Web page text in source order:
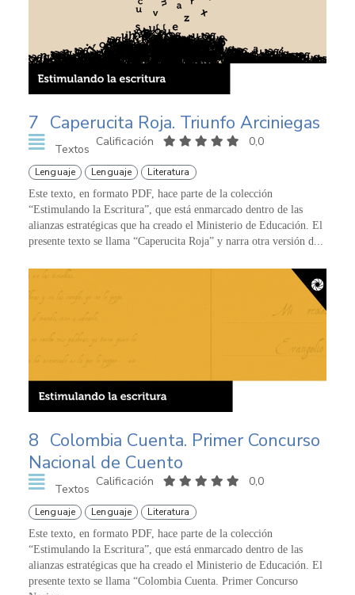
7 Caperucita Roja. Triunfo Arciniegas
Textos
Calificación 0,0
Lenguaje Lenguaje Literatura
Este texto, en formato PDF, hace parte de la colección
“Estimulando la Escritura”, que está enmarcado dentro de las
alianzas estratégicas que ha creado el Ministerio de Educación. El
presente texto se llama “Caperucita Roja” y narra otra versión d...
8 Colombia Cuenta. Primer Concurso
Nacional de Cuento
Textos
Calificación 0,0
Lenguaje Lenguaje Literatura
Este texto, en formato PDF, hace parte de la colección
“Estimulando la Escritura”, que está enmarcado dentro de las
alianzas estratégicas que ha creado el Ministerio de Educación. El
presente texto se llama “Colombia Cuenta. Primer Concurso